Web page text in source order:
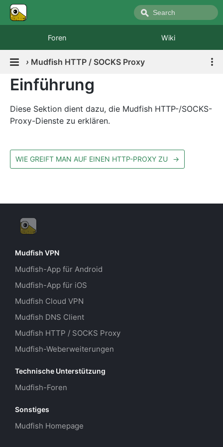
Foren Wiki
› Mudfish HTTP / SOCKS Proxy
Einführung
Diese Sektion dient dazu, die Mudfish HTTP-/SOCKS-
Proxy-Dienste zu erklären.
WIE GREIFT MAN AUF EINEN HTTP-PROXY ZU →
Mudfish VPN
Mudfish-App für Android
Mudfish-App für iOS
Mudfish Cloud VPN
Mudfish DNS Client
Mudfish HTTP / SOCKS Proxy
Mudfish-Weberweiterungen
Technische Unterstützung
Mudfish-Foren
Sonstiges
Mudfish Homepage